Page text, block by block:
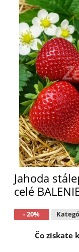
Jahoda
celé
- 20%
Čo získate